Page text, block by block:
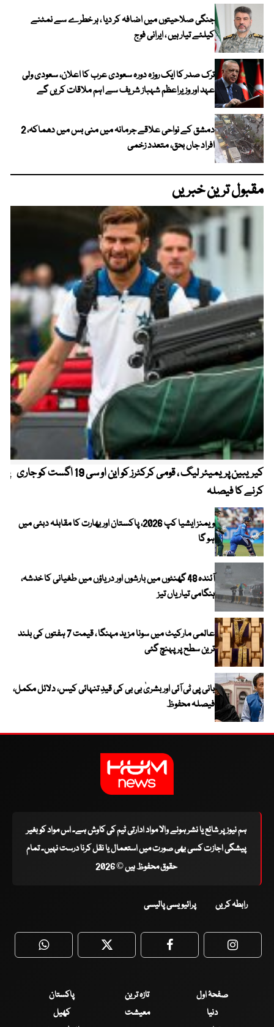
جنگی صلاحیتوں میں اضافہ کر دیا ، ہر خطرے سے نمٹنے
کیلئے تیار ہیں ، ایرانی فوج
ترک صدر کا ایک روزہ دورہ سعودی عرب کا اعلان، سعودی ولی
عہد اور وزیراعظم شہباز شریف سے اہم ملاقات کریں گے
دمشق کے نواحی علاقے جرمانہ میں منی بس میں دھماکہ، 2
افراد جاں بحق، متعدد زخمی
مقبول ترین خبریں
کیریبین پریمیئر لیگ ، قومی کرکٹرز کو این او سی 19 اگست کو جاری
کرنے کا فیصلہ
ویمنز ایشیا کپ 2026، پاکستان اور بھارت کا مقابلہ دبئی میں
ہو گا
آئندہ 48 گھنٹوں میں بارشوں اور دریاؤں میں طغیانی کا خدشہ،
ہنگامی تیاریاں تیز
عالمی مارکیٹ میں سونا مزید مہنگا ، قیمت 7 ہفتوں کی بلند
ترین سطح پر پہنچ گئی
بانی پی ٹی آئی اور بشریٰ بی بی کی قیدِ تنہائی کیس، دلائل مکمل،
فیصلہ محفوظ
ہم نیوز پر شائع یا نشر ہونے والا مواد ادارتی ٹیم کی کاوش ہے۔ اس مواد کو بغیر
پیشگی اجازت کسی بھی صورت میں استعمال یا نقل کرنا درست نہیں۔ تمام
حقوق محفوظ ہیں © 2026
رابطہ کریں پرائیویسی پالیسی
WhatsApp Twitter Facebook
صفحۂ اول تازہ ترین
پاکستان
دنیا
معیشت
کھیل